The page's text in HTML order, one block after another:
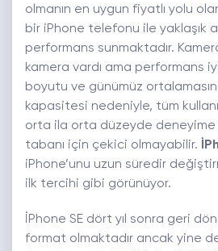
olmanın en uygun fiyatlı yolu
bir iPhone telefonu ile yaklaşık
performans sunmaktadır.
kamera vardı ama performans
boyutu ve günümüz
kapasitesi nedeniyle, tüm
orta ila orta düzeyde deneyime
tabanı için çekici olmayabilir.
iPhone’unu uzun süredir
ilk tercihi gibi görünüyor.
İPhone SE dört yıl sonra geri
format olmaktadır ancak yine